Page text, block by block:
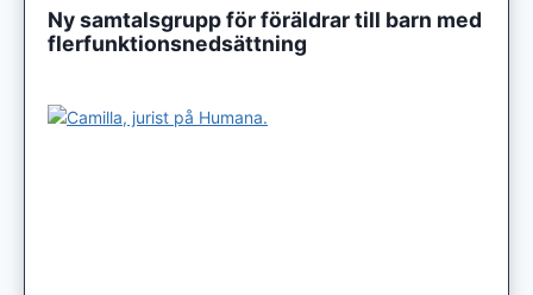
Ny samtalsgrupp för föräldrar till barn med
flerfunktionsnedsättning